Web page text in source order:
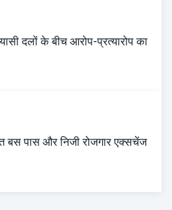
दलों के बीच आरोप-प्रत्यारोप का
बस पास और निजी रोजगार एक्सचेंज